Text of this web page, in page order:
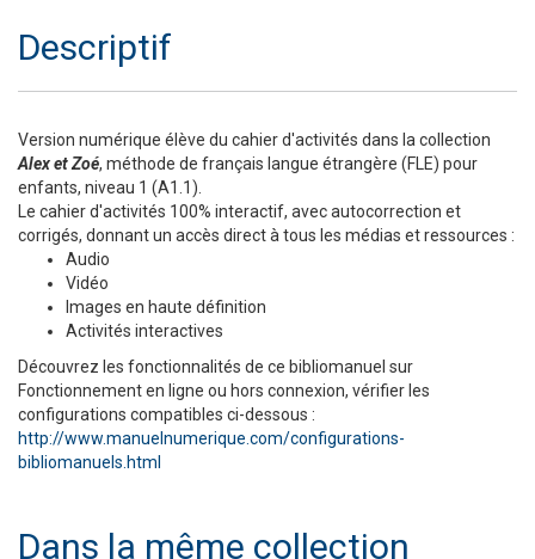
Descriptif
Version numérique élève du cahier d'activités dans la collection
Alex et Zoé, méthode de français langue étrangère (FLE) pour
enfants, niveau 1 (A1.1).
Le cahier d'activités 100% interactif, avec autocorrection et
corrigés, donnant un accès direct à tous les médias et ressources :
Audio
Vidéo
Images en haute définition
Activités interactives
Découvrez les fonctionnalités de ce bibliomanuel sur
Fonctionnement en ligne ou hors connexion, vérifier les
configurations compatibles ci-dessous :
http://www.manuelnumerique.com/configurations-
bibliomanuels.html
Dans la même collection